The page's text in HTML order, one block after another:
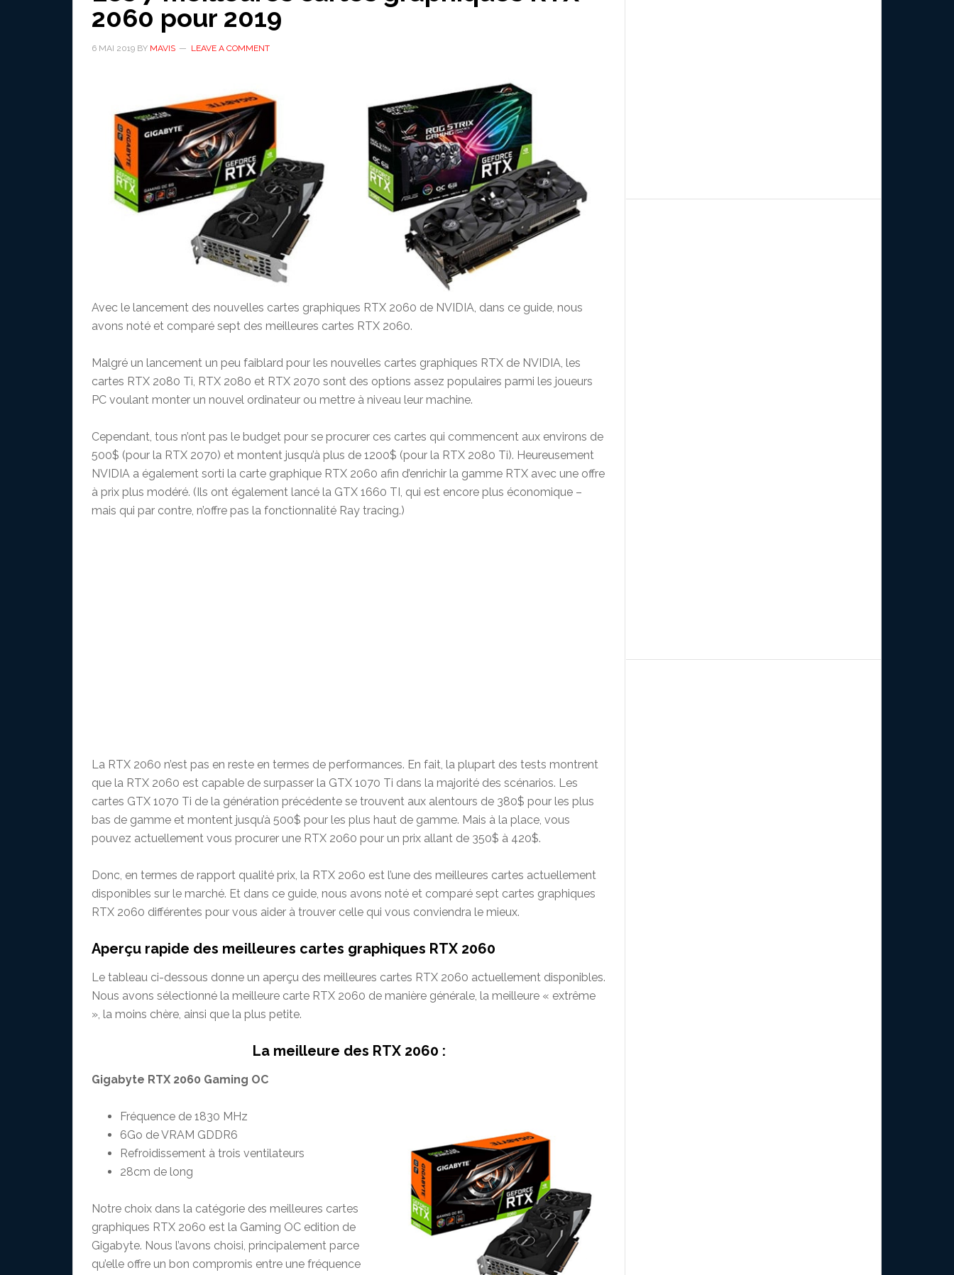
2060 pour 2019
6 MAI 2019 BY MAVIS LEAVE A COMMENT
Avec le lancement des nouvelles cartes graphiques RTX 2060 de NVIDIA, dans ce guide, nous
avons noté et comparé sept des meilleures cartes RTX 2060.
Malgré un lancement un peu faiblard pour les nouvelles cartes graphiques RTX de NVIDIA, les
cartes RTX 2080 Ti, RTX 2080 et RTX 2070 sont des options assez populaires parmi les joueurs
PC voulant monter un nouvel ordinateur ou mettre à niveau leur machine.
Cependant, tous n’ont pas le budget pour se procurer ces cartes qui commencent aux environs de
500$ (pour la RTX 2070) et montent jusqu’à plus de 1200$ (pour la RTX 2080 Ti). Heureusement
NVIDIA a également sorti la carte graphique RTX 2060 afin d’enrichir la gamme RTX avec une offre
à prix plus modéré. (Ils ont également lancé la GTX 1660 TI, qui est encore plus économique –
mais qui par contre, n’offre pas la fonctionnalité Ray tracing.)
La RTX 2060 n’est pas en reste en termes de performances. En fait, la plupart des tests montrent
que la RTX 2060 est capable de surpasser la GTX 1070 Ti dans la majorité des scénarios. Les
cartes GTX 1070 Ti de la génération précédente se trouvent aux alentours de 380$ pour les plus
bas de gamme et montent jusqu’à 500$ pour les plus haut de gamme. Mais à la place, vous
pouvez actuellement vous procurer une RTX 2060 pour un prix allant de 350$ à 420$.
Donc, en termes de rapport qualité prix, la RTX 2060 est l’une des meilleures cartes actuellement
disponibles sur le marché. Et dans ce guide, nous avons noté et comparé sept cartes graphiques
RTX 2060 différentes pour vous aider à trouver celle qui vous conviendra le mieux.
Aperçu rapide des meilleures cartes graphiques RTX 2060
Le tableau ci-dessous donne un aperçu des meilleures cartes RTX 2060 actuellement disponibles.
Nous avons sélectionné la meilleure carte RTX 2060 de manière générale, la meilleure « extrême
», la moins chère, ainsi que la plus petite.
La meilleure des RTX 2060 :
Gigabyte RTX 2060 Gaming OC
Fréquence de 1830 MHz
6Go de VRAM GDDR6
Refroidissement à trois ventilateurs
28cm de long
Notre choix dans la catégorie des meilleures cartes
graphiques RTX 2060 est la Gaming OC edition de
Gigabyte. Nous l’avons choisi, principalement parce
qu’elle offre un bon compromis entre une fréquence